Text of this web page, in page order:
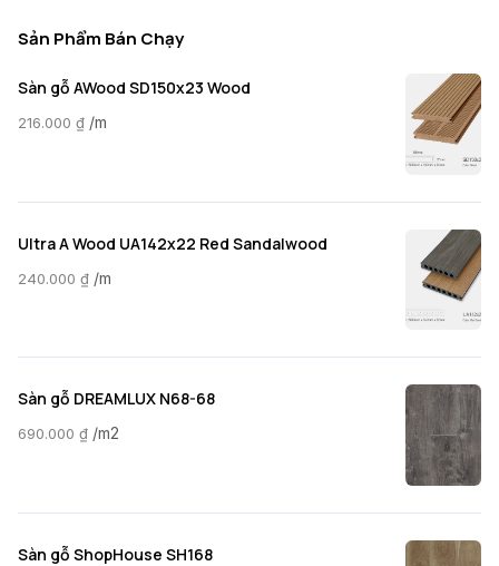
Sản Phẩm Bán Chạy
Sàn gỗ AWood SD150x23 Wood
216.000 ₫ /m
Ultra A Wood UA142x22 Red Sandalwood
240.000 ₫ /m
Sàn gỗ DREAMLUX N68-68
690.000 ₫ /m2
Sàn gỗ ShopHouse SH168